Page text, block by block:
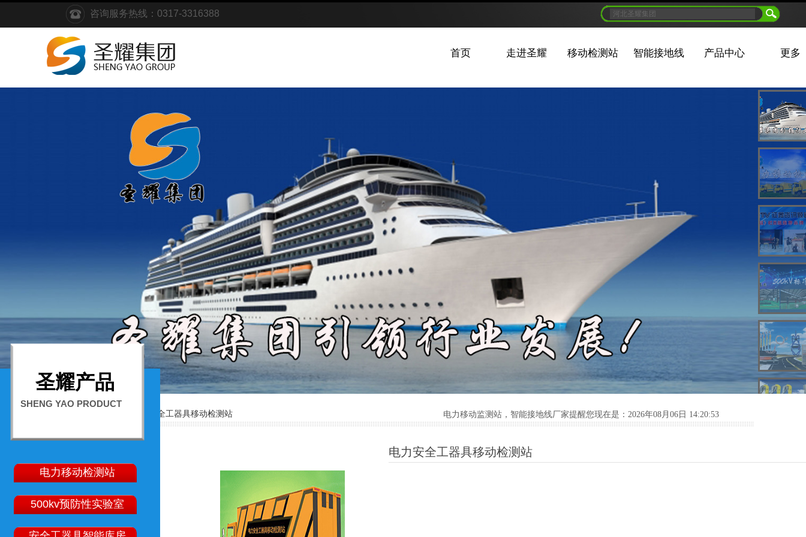
咨询服务热线：0317-3316388
首页 走进圣耀 移动检测站 智能接地线 产品中心 更多
圣耀产品
SHENG YAO PRODUCT
电力安全工器具移动检测站 电力移动监测站，智能接地线厂家提醒您现在是：2026年08月06日 14:20:53
电力安全工器具移动检测站
电力移动检测站
500kv预防性实验室